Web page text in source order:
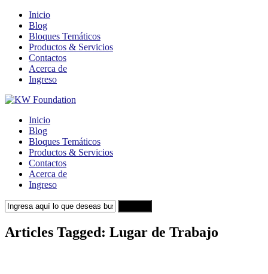
Inicio
Blog
Bloques Temáticos
Productos & Servicios
Contactos
Acerca de
Ingreso
Inicio
Blog
Bloques Temáticos
Productos & Servicios
Contactos
Acerca de
Ingreso
Articles Tagged: Lugar de Trabajo